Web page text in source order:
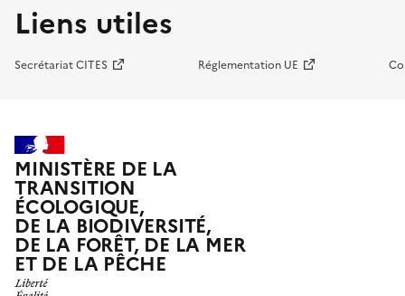
Liens utiles
Secrétariat CITES Réglementation UE
MINISTÈRE DE LA
TRANSITION
ÉCOLOGIQUE,
DE LA BIODIVERSITÉ,
DE LA FORÊT, DE LA MER
ET DE LA PÊCHE